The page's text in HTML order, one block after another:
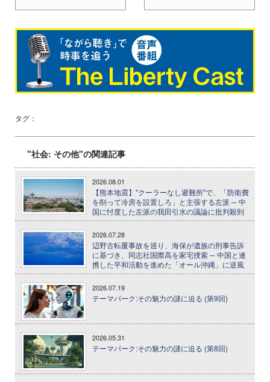
タグ：
"社会: その他"の関連記事
2026.08.01
【熊本地震】"クーラーなし避難所"で、「防衛費
を削って冷房を設置しろ」と主張する左派 ─ 中
国に忖度した左派の我田引水の議論に批判殺到
2026.07.28
辺野古転覆事故を巡り、海保が遺族の刑事告訴
に基づき、同志社国際高を家宅捜索 ─ 中国と連
携した平和活動を進めた「オール沖縄」に逆風
2026.07.19
テーマパーク:その魅力の謎に迫る (第9回)
2026.05.31
テーマパーク:その魅力の謎に迫る (第8回)